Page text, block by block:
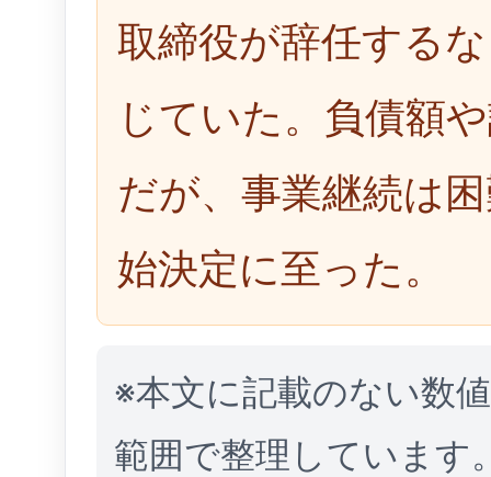
取締役が辞任する
じていた。負債額
だが、事業継続は
始決定に至った。
※本文に記載のない数
範囲で整理しています